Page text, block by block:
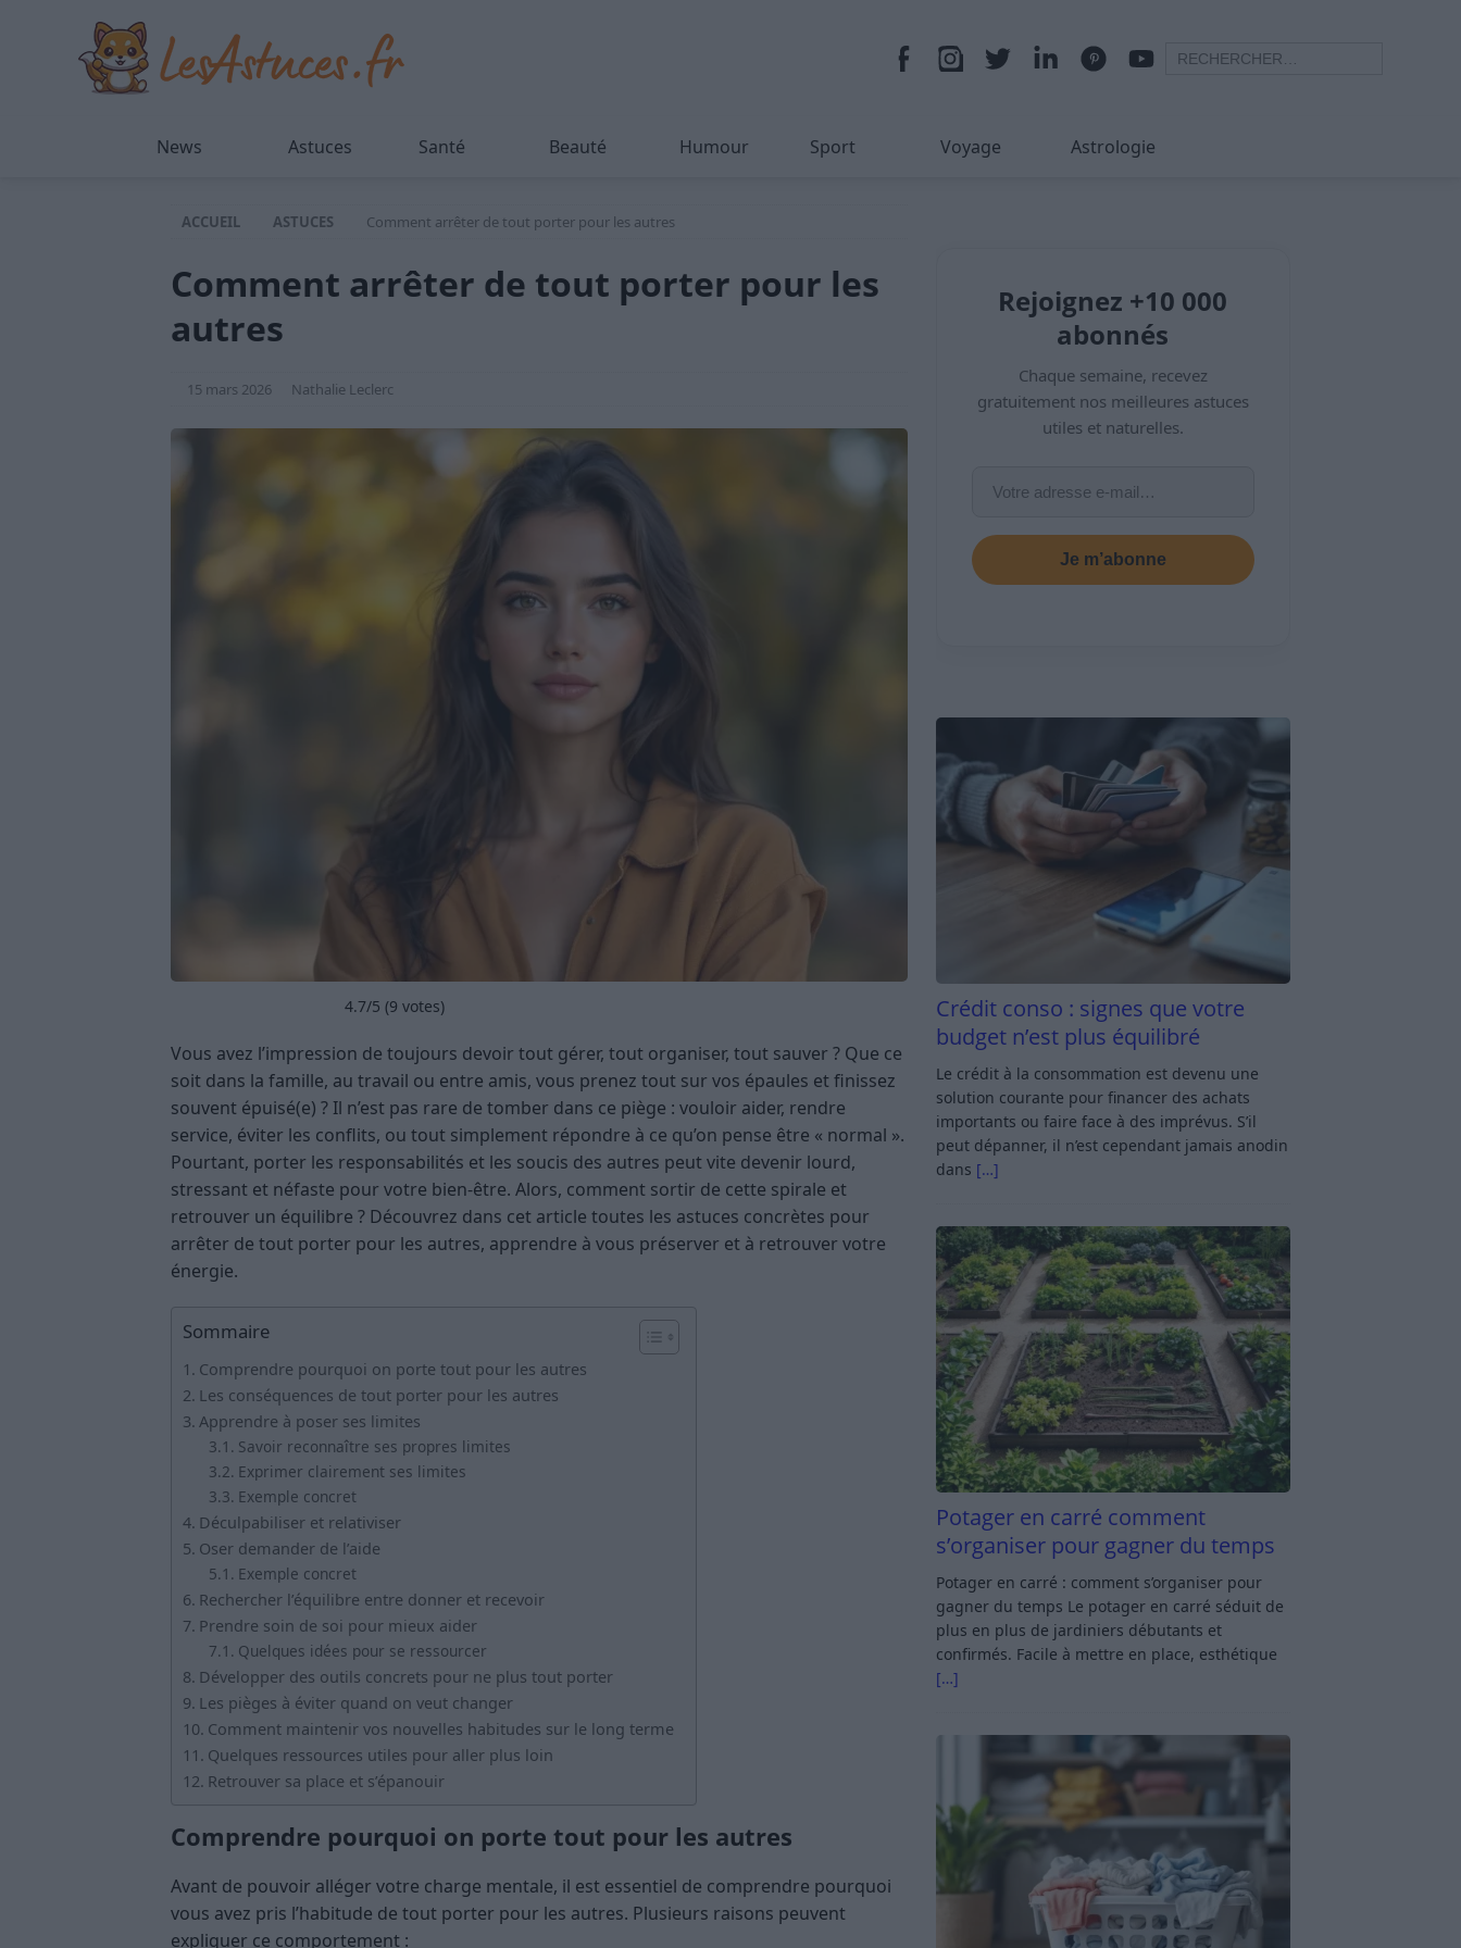
News Astuces Santé Beauté Humour Sport Voyage Astrologie
ACCUEIL ASTUCES Comment arrêter de tout porter pour les autres
Comment arrêter de tout porter pour les
autres
15 mars 2026 Nathalie Leclerc
4.7/5 (9 votes)
Vous avez l’impression de toujours devoir tout gérer, tout organiser, tout sauver ? Que ce
soit dans la famille, au travail ou entre amis, vous prenez tout sur vos épaules et finissez
souvent épuisé(e) ? Il n’est pas rare de tomber dans ce piège : vouloir aider, rendre
service, éviter les conflits, ou tout simplement répondre à ce qu’on pense être « normal ».
Pourtant, porter les responsabilités et les soucis des autres peut vite devenir lourd,
stressant et néfaste pour votre bien-être. Alors, comment sortir de cette spirale et
retrouver un équilibre ? Découvrez dans cet article toutes les astuces concrètes pour
arrêter de tout porter pour les autres, apprendre à vous préserver et à retrouver votre
énergie.
Sommaire
Comprendre pourquoi on porte tout pour les autres
Les conséquences de tout porter pour les autres
Apprendre à poser ses limites
Savoir reconnaître ses propres limites
Exprimer clairement ses limites
Exemple concret
Déculpabiliser et relativiser
Oser demander de l’aide
Exemple concret
Rechercher l’équilibre entre donner et recevoir
Prendre soin de soi pour mieux aider
Quelques idées pour se ressourcer
Développer des outils concrets pour ne plus tout porter
Les pièges à éviter quand on veut changer
Comment maintenir vos nouvelles habitudes sur le long terme
Quelques ressources utiles pour aller plus loin
Retrouver sa place et s’épanouir
Comprendre pourquoi on porte tout pour les autres
Avant de pouvoir alléger votre charge mentale, il est essentiel de comprendre pourquoi
vous avez pris l’habitude de tout porter pour les autres. Plusieurs raisons peuvent
expliquer ce comportement :
Rejoignez +10 000
abonnés
Chaque semaine, recevez
gratuitement nos meilleures astuces
utiles et naturelles.
Je m’abonne
Crédit conso : signes que votre
budget n’est plus équilibré
Le crédit à la consommation est devenu une
solution courante pour financer des achats
importants ou faire face à des imprévus. S’il
peut dépanner, il n’est cependant jamais anodin
dans […]
Potager en carré comment
s’organiser pour gagner du temps
Potager en carré : comment s’organiser pour
gagner du temps Le potager en carré séduit de
plus en plus de jardiniers débutants et
confirmés. Facile à mettre en place, esthétique
[…]